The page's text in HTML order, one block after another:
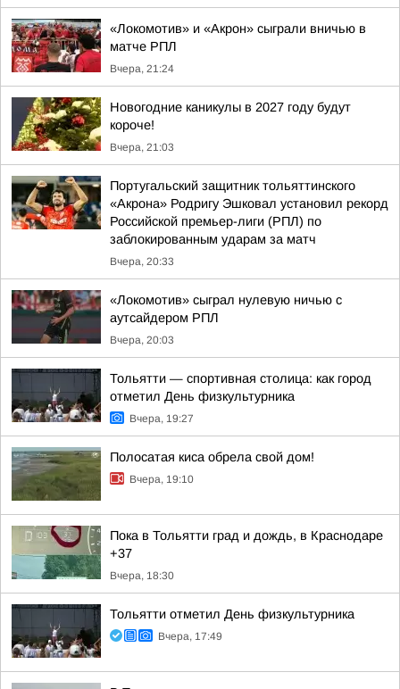
«Локомотив» и «Акрон» сыграли вничью в
матче РПЛ
Вчера, 21:24
Новогодние каникулы в 2027 году будут
короче!
Вчера, 21:03
Португальский защитник тольяттинского
«Акрона» Родригу Эшковал установил рекорд
Российской премьер-лиги (РПЛ) по
заблокированным ударам за матч
Вчера, 20:33
«Локомотив» сыграл нулевую ничью с
аутсайдером РПЛ
Вчера, 20:03
Тольятти — спортивная столица: как город
отметил День физкультурника
Вчера, 19:27
Полосатая киса обрела свой дом!
Вчера, 19:10
Пока в Тольятти град и дождь, в Краснодаре
+37
Вчера, 18:30
Тольятти отметил День физкультурника
Вчера, 17:49